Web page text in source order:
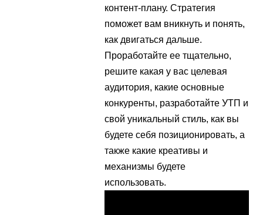
контент-плану. Стратегия
поможет вам вникнуть и понять,
как двигаться дальше.
Проработайте ее тщательно,
решите какая у вас целевая
аудитория, какие основные
конкуренты, разработайте УТП и
свой уникальный стиль, как вы
будете себя позиционировать, а
также какие креативы и
механизмы будете
использовать.